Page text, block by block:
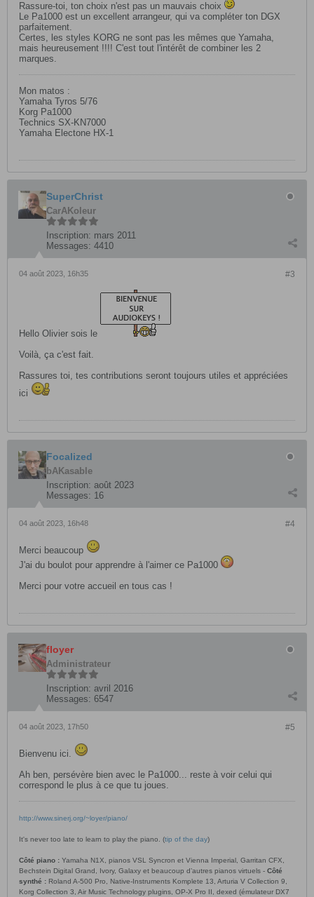
Rassure-toi, ton choix n'est pas un mauvais choix
Le Pa1000 est un excellent arrangeur, qui va compléter ton DGX
parfaitement.
Certes, les styles KORG ne sont pas les mêmes que Yamaha,
mais heureusement !!!! C'est tout l'intérêt de combiner les 2
marques.
Mon matos :
Yamaha Tyros 5/76
Korg Pa1000
Technics SX-KN7000
Yamaha Electone HX-1
SuperChrist
CarAKoleur
Inscription: mars 2011
Messages: 4410
#3
04 août 2023, 16h35
Hello Olivier sois le
Voilà, ça c'est fait.
Rassures toi, tes contributions seront toujours utiles et appréciées
ici
Focalized
bAKasable
Inscription: août 2023
Messages: 16
#4
04 août 2023, 16h48
Merci beaucoup
J'ai du boulot pour apprendre à l'aimer ce Pa1000
Merci pour votre accueil en tous cas !
floyer
Administrateur
Inscription: avril 2016
Messages: 6547
#5
04 août 2023, 17h50
Bienvenu ici.
Ah ben, persévère bien avec le Pa1000... reste à voir celui qui
correspond le plus à ce que tu joues.
http://www.sinerj.org/~loyer/piano/
It's never too late to learn to play the piano. (tip of the day)
Côté piano : Yamaha N1X, pianos VSL Syncron et Vienna Imperial, Garritan CFX,
Bechstein Digital Grand, Ivory, Galaxy et beaucoup d’autres pianos virtuels - Côté
synthé : Roland A-500 Pro, Native-Instruments Komplete 13, Arturia V Collection 9,
Korg Collection 3, Air Music Technology plugins, OP-X Pro II, dexed (émulateur DX7